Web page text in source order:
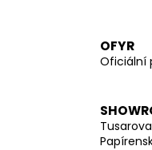
OFYR
Oficiální